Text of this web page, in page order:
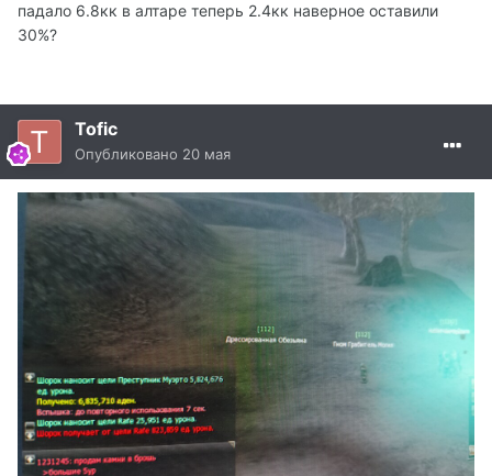
падало 6.8кк в алтаре теперь 2.4кк наверное оставили
30%?
Tofic
Опубликовано 20 мая